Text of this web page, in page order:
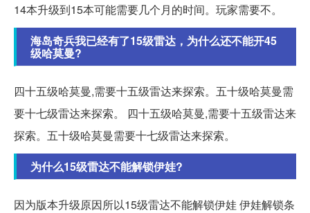
14本升级到15本可能需要几个月的时间。玩家需要不。
海岛奇兵我已经有了15级雷达，为什么还不能开45
级哈莫曼?
四十五级哈莫曼,需要十五级雷达来探索。五十级哈莫曼需
要十七级雷达来探索。 四十五级哈莫曼,需要十五级雷达来
探索。五十级哈莫曼需要十七级雷达来探索。
为什么15级雷达不能解锁伊娃?
因为版本升级原因所以15级雷达不能解锁伊娃 伊娃解锁条